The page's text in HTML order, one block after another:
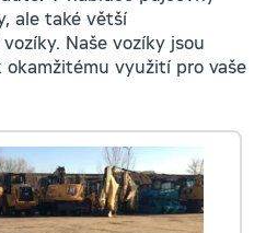
ale také větší
Naše vozíky jsou
okamžitému využití pro vaše